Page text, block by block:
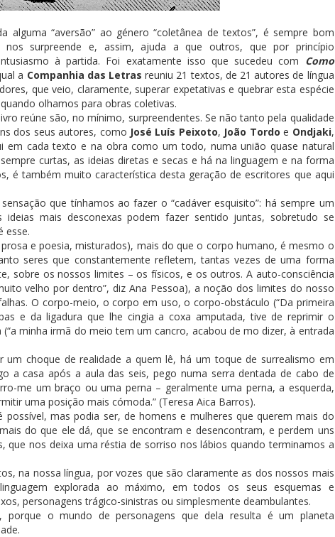
alguma “aversão” ao género “coletânea de textos”, é sempre bom
nos surpreende e, assim, ajuda a que outros, que por princípio
à partida. Foi exatamente isso que sucedeu com Como
a Companhia das Letras reuniu 21 textos, de 21 autores de língua
que veio, claramente, superar expetativas e quebrar esta espécie
olhamos para obras coletivas.
reúne são, no mínimo, surpreendentes. Se não tanto pela qualidade
dos seus autores, como José Luís Peixoto, João Tordo e Ondjaki,
em cada texto e na obra como um todo, numa união quase natural
curtas, as ideias diretas e secas e há na linguagem e na forma
é também muito característica desta geração de escritores que aqui
que tínhamos ao fazer o “cadáver esquisito”: há sempre um
mais desconexas podem fazer sentido juntas, sobretudo se
esse.
e poesia, misturados), mais do que o corpo humano, é mesmo o
seres que constantemente refletem, tantas vezes de uma forma
sobre os nossos limites – os físicos, e os outros. A auto-consciência
velho por dentro”, diz Ana Pessoa), a noção dos limites do nosso
O corpo-meio, o corpo em uso, o corpo-obstáculo (“Da primeira
e da ligadura que lhe cingia a coxa amputada, tive de reprimir o
minha irmã do meio tem um cancro, acabou de mo dizer, à entrada
um choque de realidade a quem lê, há um toque de surrealismo em
a casa após a aula das seis, pego numa serra dentada de cabo de
me um braço ou uma perna – geralmente uma perna, a esquerda,
uma posição mais cómoda.” (Teresa Aica Barros).
mas podia ser, de homens e mulheres que querem mais do
do que ele dá, que se encontram e desencontram, e perdem uns
que nos deixa uma réstia de sorriso nos lábios quando terminamos a
na nossa língua, por vozes que são claramente as dos nossos mais
explorada ao máximo, em todos os seus esquemas e
personagens trágico-sinistras ou simplesmente deambulantes.
o mundo de personagens que dela resulta é um planeta